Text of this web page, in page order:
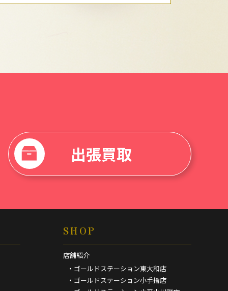
出張買取
SHOP
店舗紹介
・ゴールドステーション東大和店
・ゴールドステーション小手指店